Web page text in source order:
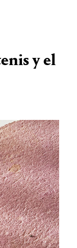
y el